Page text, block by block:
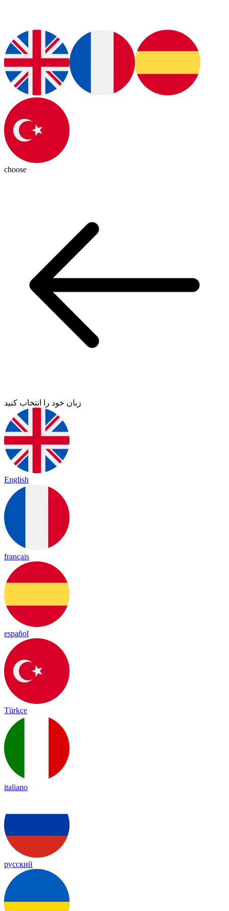
choose
زبان خود را انتخاب کنید
English
français
español
Türkçe
italiano
русский